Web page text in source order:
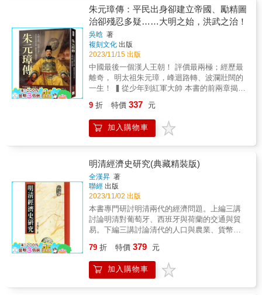
試錄一卷 明王 鏊等編 明弘治間刊本 弘治
九年進士登科錄一卷 明不著編人姓名 明弘
治間刊本 近人徐鈞手書題記 弘治十四年應天
府鄉試錄一卷 明王 華等編 明弘治十四年
刊本 弘治十五年會試錄一卷 明吳 寬等編
明弘治間刊本 弘治十八年進士登科錄一卷 明
劉 健等編 明弘治十八年刊本 正德十一年浙
江鄉試錄一卷 明彭 流等編 明正德間刊本
正德十四年山東鄉試錄一卷 明胡希銓等編
明正德間刊本 正德十六年登科錄一卷 明不著
錄一卷 明董 等編 明烏絲闌鈔本 嘉靖七
年浙江鄉試錄一卷 明陸 粲等編 明嘉靖七
年刊本 近人羅振常手書題記 嘉靖十年順天府
嘉靖十年山西鄉試錄一卷 明莊一俊等編 明
嘉靖間刊本 嘉靖十年雲貴鄉試錄一卷 明焦維
章等編 明嘉靖間刊本 嘉靖十四年進士登科錄
一卷 明夏 言等編 明嘉靖間刊本 嘉靖十六
年貴州鄉試錄一卷 明涂 勳等編 明嘉靖間
刊本 嘉靖十七年進士登科錄一卷 明嚴 嵩等
編 明嘉靖間刊本 嘉靖十七年武舉錄一卷 明
鄉試錄一卷 明張 治等編 明嘉靖間刊本
近人羅振常手跋 嘉靖二十年會試錄一卷 明溫
仁和編 明嘉靖間刊本 嘉靖二十三年登科錄一
他「天下不直陛下久矣！」的海瑞
&hellip;&hellip; 本書蒐羅大量史料，抽絲剝繭
條縷分析，其中我們可以看到嘉靖帝的仁孝善
良，也看到他的狠戾苛刻；他既有英察剛毅的
一面，毫不寬貸欺瞞貪酷之輩；卻也漠視弊
政、倚重佞臣，致社會動盪、生民塗炭。而他
迷信玄修，寵信方士，以齋醮擠占國務，以青
詞選拔閣僚的種種荒謬行徑，更徒留後世笑柄
&hellip;&hellip;但作者亦承認嘉靖的「天性至
情」與「威柄在御」，且就明代帝王論之，太
祖、成祖後應推嘉靖，其稟賦甚高，有些學者
化，也有責任心和擔當。 本書作者還曾特地南
下踏訪嘉靖的湖北故鄉鍾祥、北上永陵，追根
的精神世界，以細緻的筆墨還原一個人性飽
滿、最真實的嘉靖皇帝。 ▍是遭到怎樣的折磨
虐待，讓一群柔弱宮女集體行動，想要趁夜絞
殺嘉靖！ ▍曹妃含冤被凌遲處死，自此後宮水
道入夜後常有黑氣升騰瀰漫，謂之「黑眚」！
▍為什麼明王朝鎮守邊關的軍隊作戰時怯懦不
力，鬧起事來卻凶悍無比？ ▍講求富麗華美的
要什麼樣的本事？ ▍胡宗憲這樣一位文武雙全
力？ ▍同為閣揆首輔，為何夏言被問罪斬首，
嚴嵩卻成為巨奸國蠹，徐階又如何贏到最後？
▍名家推薦 蔣竹山｜中央大學歷史所副教授兼
永曆，每一位南明皇帝都有其獨特的命運和故
事。南明不僅是明朝歷史的延續，更是中國歷
史中重要的組成成分。 本書特色 本書是一部深
入淺出、詳盡而有趣的明史研究著作。深度探
索了明朝的興衰起伏與學術研究，提供全面的
歷史視角，揭示出明朝歷史的複雜性，並強調
政治與文化之間相互作用的重要性。既有學術
的價值，也具有文學的魅力，對於有興趣研究
得的好書。 &
&mdash;&mdash;外敵、奸臣和謀反； 清朝皇
帝個個都很努力，憂國憂民，創下康雍乾盛
世，但依然擋不住艦隊大砲和世界改革的浪
潮！ & 朱元璋、張居正、魏忠賢、努爾哈赤、
慈禧太后&hellip;&hellip;全都和你我一樣，有優
點和缺陷，有朋友和敵人，他們在歷史關鍵節
點迸發出的驚人能量，鑄就了精彩的中國史。
& 擁有3000萬粉絲、漫畫式科普的開創者陳
磊，透過手繪漫畫和各種讓人嘴角失守的橋
段， 以生動、清晰且容易理解的方式，整理出
翻一次，在笑出腹肌的同時，不知不覺已經通
讀歷史。 & 讀者好評 & ☆以前上學的時候，歷
史老師如果這麼幽默，可能高考會多考幾分
識，沒有一些歷史書本的那種枯燥乏味！ ☆以
為是漫畫書，其實真是讓孩子對正史感興趣的
一本好書。這才真正是寓教於樂！ ☆換一種方
法讀歷史，給喜歡歷史的讀者帶來全新體驗的
著作。 & 各界盛讚 & ☆重要的是畫風。他的畫
看著很舒服，圖文配得也很好笑。像暴走漫畫
這種就只是好笑。聽說張泉靈投資了這個團
&mdash;&mdash;著名投資人魏武揮& & ☆漫
畫沒有拗口難認的詞彙，沒有刻意賣弄的文
采，關注的點恰好是大眾想知道的，就像真有
人拿著漫畫給你講故事。&mdash;&mdash;
朱元璋傳：平民出身卻建立帝國、勵精圖
治卻殘忍多疑……大明之始，洪武之治！
吳晗 著
複刻文化 出版
2023/11/15 出版
中國最後一個漢人王朝！ 評價最兩極；經歷最
離奇， 明太祖朱元璋，峰迴路轉、波瀾壯闊的
一生！ ▍從少年到紅軍大帥 本書的前兩章揭示
將我們帶入他從小沙彌、遊方僧，再到逼上梁
山的冒險經歷。第二章〈紅軍大帥〉剖析了他
的軍事崛起，由小親兵、小軍官到成為大元
治和征戰的階段。透過〈從吳國公到吳王〉，
描述了他在鄱陽湖決戰、取東吳和南征北伐等
歷史事件中的決策和勝利，進一步鞏固了他的
政治和軍事地位。 ▍統治術、恐怖政治與皇權
第四和第五章展現了朱元璋的統治策略和政治
手段。第四章「大皇帝的統治術」詳細討論了
他建立大明帝國、新官僚養成所、軍隊與新官
僚機構等方面的策略。第五章「恐怖政治」揭
露了朱元璋的統治手法，包括大屠殺、文字
庭與晚年悲哀 最後一章〈家庭生活〉以及附錄
的〈朱元璋年表〉描繪了朱元璋的個人生活。
該章深入探討了他與馬皇后的關係、皇子皇孫
9 折 特價 337 元
加入購物車
明清經濟史研究(典藏精裝版)
全漢昇 著
聯經 出版
2023/11/02 出版
本書專門研討明清兩代的經濟問題。上編三講
討論明清對葡萄牙、西班牙與荷蘭的交通與貿
易。下編三講討論清代的人口與農業、貨幣與
與解答。
79 折 特價 379 元
加入購物車